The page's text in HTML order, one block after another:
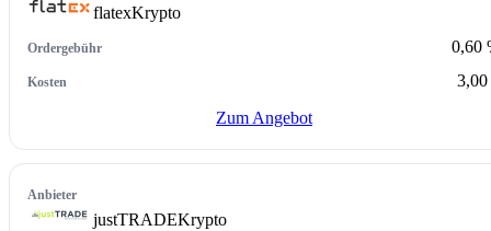
flatexKrypto
0,60
3,00
Zum Angebot
justTRADEKrypto